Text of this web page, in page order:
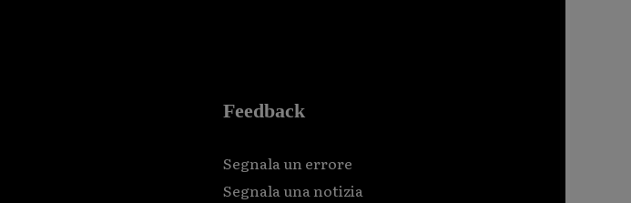
Feedback
Segnala un errore
Segnala una notizia